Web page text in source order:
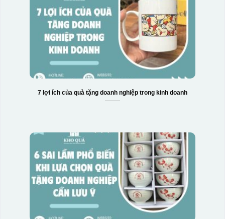
7 lợi ích của quà tặng doanh nghiệp trong kinh doanh